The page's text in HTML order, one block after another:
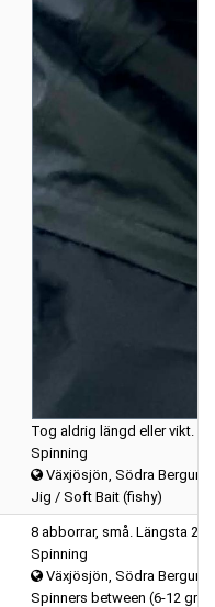
Tog aldrig längd eller vikt.
Spinning
Växjösjön, Södra
Jig / Soft Bait (fishy)
8 abborrar, små. Längsta
Spinning
Växjösjön, Södra
Spinners between (6-12